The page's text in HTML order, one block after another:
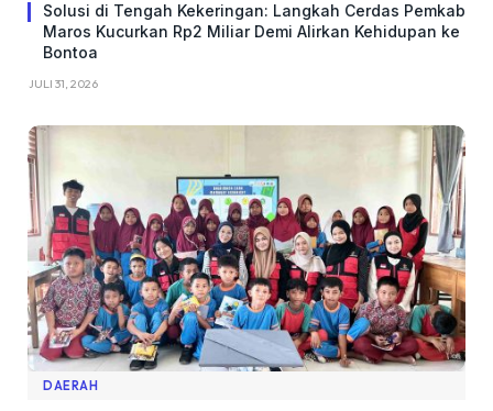
Solusi di Tengah Kekeringan: Langkah Cerdas Pemkab
Maros Kucurkan Rp2 Miliar Demi Alirkan Kehidupan ke
Bontoa
JULI 31, 2026
DAERAH